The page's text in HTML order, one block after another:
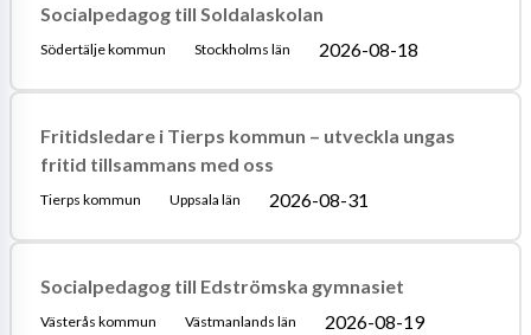
Socialpedagog till Soldalaskolan
Södertälje kommun Stockholms län 2026-08-18
Fritidsledare i Tierps kommun – utveckla ungas
fritid tillsammans med oss
Tierps kommun Uppsala län 2026-08-31
Socialpedagog till Edströmska gymnasiet
Västerås kommun Västmanlands län 2026-08-19